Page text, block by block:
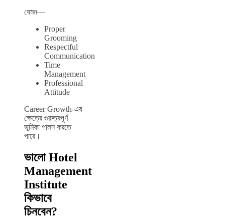
যেমন—
Proper
Grooming
Respectful
Communication
Time
Management
Professional
Attitude
Career Growth-এর
ক্ষেত্রে গুরুত্বপূর্ণ
ভূমিকা পালন করতে
পারে।
ভালো Hotel
Management
Institute
কিভাবে
চিনবেন?